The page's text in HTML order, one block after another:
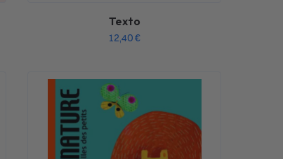
Texto
12,40€